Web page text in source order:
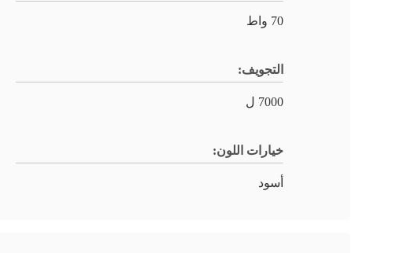
70 واط
التجويف:
7000 ل
خيارات اللون:
أسود